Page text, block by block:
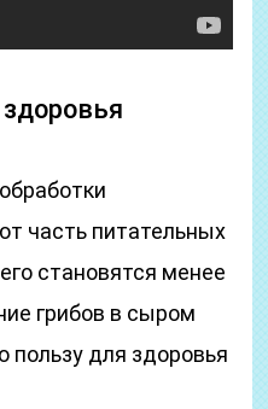
часть питательных
становятся менее
грибов в сыром
пользу для здоровья